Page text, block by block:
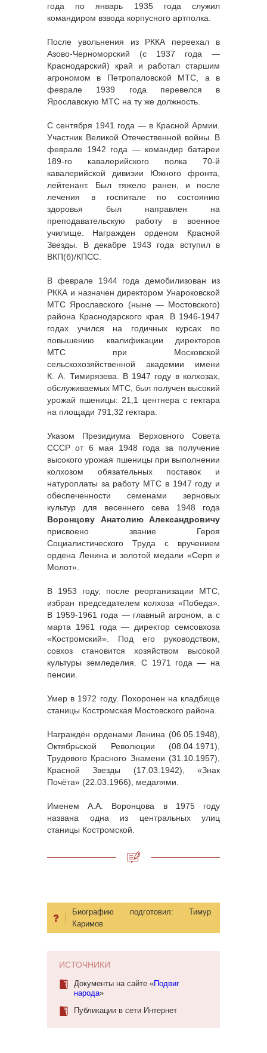
года по январь 1935 года служил
командиром взвода корпусного артполка.
После увольнения из РККА переехал в
Азово-Черноморский (с 1937 года —
Краснодарский) край и работал старшим
агрономом в Петропаловской МТС, а в
феврале 1939 года перевелся в
Ярославскую МТС на ту же должность.
С сентября 1941 года — в Красной Армии.
Участник Великой Отечественной войны. В
феврале 1942 года — командир батареи
189-го кавалерийского полка 70-й
кавалерийской дивизии Южного фронта,
лейтенант. Был тяжело ранен, и после
лечения в госпитале по состоянию
здоровья был направлен на
преподавательскую работу в военное
училище. Награжден орденом Красной
Звезды. В декабре 1943 года вступил в
ВКП(б)/КПСС.
В феврале 1944 года демобилизован из
РККА и назначен директором Унароковской
МТС Ярославского (ныне — Мостовского)
района Краснодарского края. В 1946-1947
годах учился на годичных курсах по
повышению квалификации директоров
МТС при Московской
сельскохозяйственной академии имени
К. А. Тимирязева. В 1947 году в колхозах,
обслуживаемых МТС, был получен высокий
урожай пшеницы: 21,1 центнера с гектара
на площади 791,32 гектара.
Указом Президиума Верховного Совета
СССР от 6 мая 1948 года за получение
высокого урожая пшеницы при выполнении
колхозом обязательных поставок и
натуроплаты за работу МТС в 1947 году и
обеспеченности семенами зерновых
культур для весеннего сева 1948 года
Воронцову Анатолию Александровичу
присвоено звание Героя
Социалистического Труда с вручением
ордена Ленина и золотой медали «Серп и
Молот».
В 1953 году, после реорганизации МТС,
избран председателем колхоза «Победа».
В 1959-1961 года — главный агроном, а с
марта 1961 года — директор семсовхоза
«Костромский». Под его руководством,
совхоз становится хозяйством высокой
культуры земледелия. С 1971 года — на
пенсии.
Умер в 1972 году. Похоронен на кладбище
станицы Костромская Мостовского района.
Награждён орденами Ленина (06.05.1948),
Октябрьской Революции (08.04.1971),
Трудового Красного Знамени (31.10.1957),
Красной Звезды (17.03.1942), «Знак
Почёта» (22.03.1966), медалями.
Именем А.А. Воронцова в 1975 году
названа одна из центральных улиц
станицы Костромской.
Биографию подготовил: Тимур
Каримов
ИСТОЧНИКИ
Документы на сайте «Подвиг
народа»
Публикации в сети Интернет